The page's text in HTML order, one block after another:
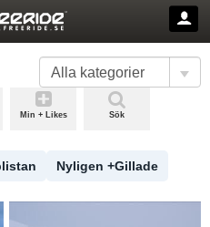
Min + Likes Sök
Nyligen +Gillade